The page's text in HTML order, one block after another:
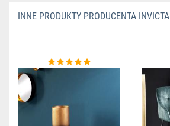
INNE PRODUKTY PRODUCENTA INVICTA